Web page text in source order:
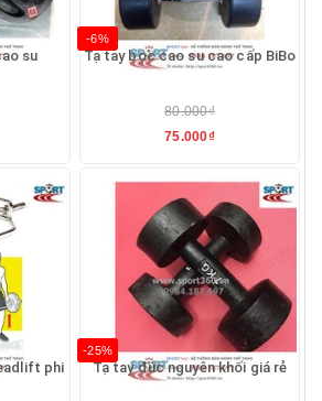
su
-6%
Tạ tay bọc cao su cao cấp BiBo
80.000₫
75.000₫
phi
-25%
Tạ tay đúc nguyên khối giá rẻ